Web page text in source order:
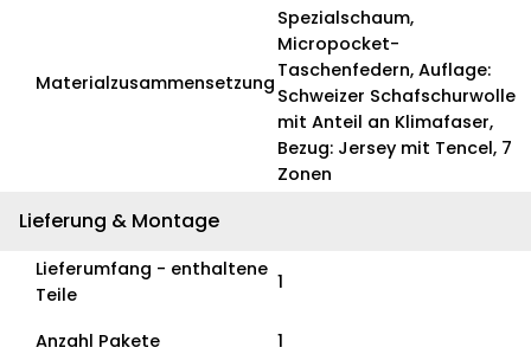
Materialzusammensetzung
Spezialschaum,
Micropocket-
Taschenfedern, Auflage:
Schweizer Schafschurwolle
mit Anteil an Klimafaser,
Bezug: Jersey mit Tencel, 7
Zonen
Lieferung & Montage
Lieferumfang - enthaltene
Teile
1
Anzahl Pakete 1